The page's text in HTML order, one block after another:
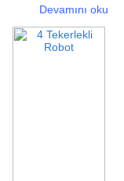
Devamını oku